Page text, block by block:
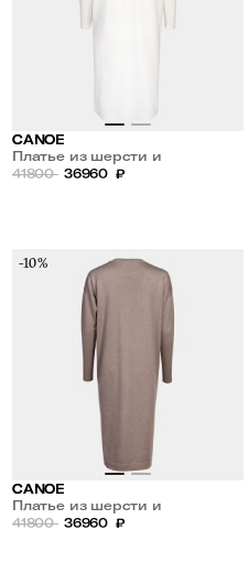
CANOE
Платье из шерсти и
кашемира
41800 36960 ₽
-10%
CANOE
Платье из шерсти и
кашемира
41800 36960 ₽